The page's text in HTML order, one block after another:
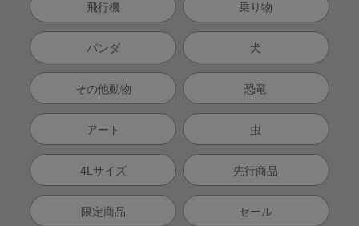
飛行機 乗り物
パンダ 犬
その他動物 恐竜
アート 虫
4Lサイズ 先行商品
限定商品 セール